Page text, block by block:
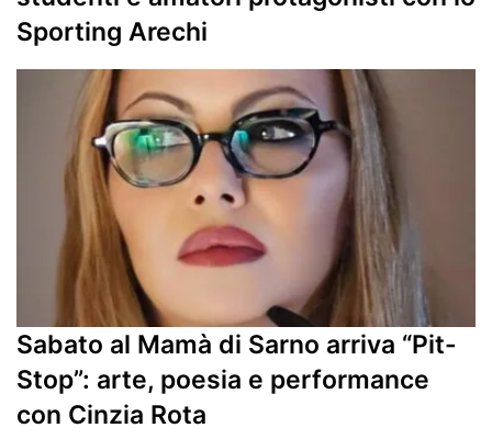
Sporting Arechi
Sabato al Mamà di Sarno arriva “Pit-
Stop”: arte, poesia e performance
con Cinzia Rota